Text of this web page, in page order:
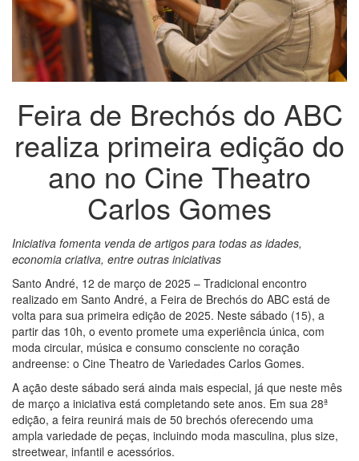
Feira de Brechós do ABC
realiza primeira edição do
ano no Cine Theatro
Carlos Gomes
Iniciativa fomenta venda de artigos para todas as idades,
economia criativa, entre outras iniciativas
Santo André, 12 de março de 2025 – Tradicional encontro
realizado em Santo André, a Feira de Brechós do ABC está de
volta para sua primeira edição de 2025. Neste sábado (15), a
partir das 10h, o evento promete uma experiência única, com
moda circular, música e consumo consciente no coração
andreense: o Cine Theatro de Variedades Carlos Gomes.
A ação deste sábado será ainda mais especial, já que neste mês
de março a iniciativa está completando sete anos. Em sua 28ª
edição, a feira reunirá mais de 50 brechós oferecendo uma
ampla variedade de peças, incluindo moda masculina, plus size,
streetwear, infantil e acessórios.